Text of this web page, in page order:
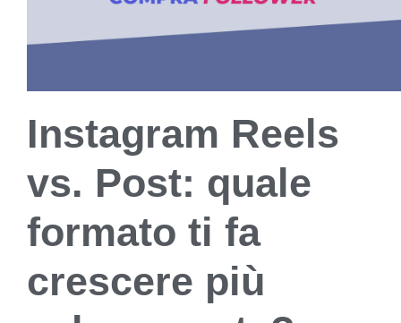
Instagram Reels
vs. Post: quale
formato ti fa
crescere più